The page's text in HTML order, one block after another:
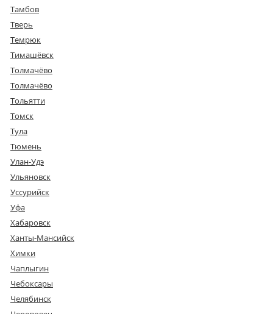
Тамбов
Тверь
Темрюк
Тимашёвск
Толмачёво
Толмачёво
Тольятти
Томск
Тула
Тюмень
Улан-Удэ
Ульяновск
Уссурийск
Уфа
Хабаровск
Ханты-Мансийск
Химки
Чаплыгин
Чебоксары
Челябинск